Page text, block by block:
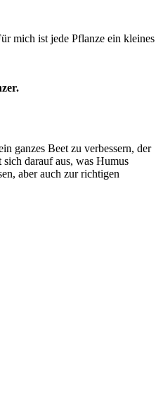
mich ist jede Pflanze ein kleines
ganzes Beet zu verbessern, der
darauf aus, was Humus
aber auch zur richtigen